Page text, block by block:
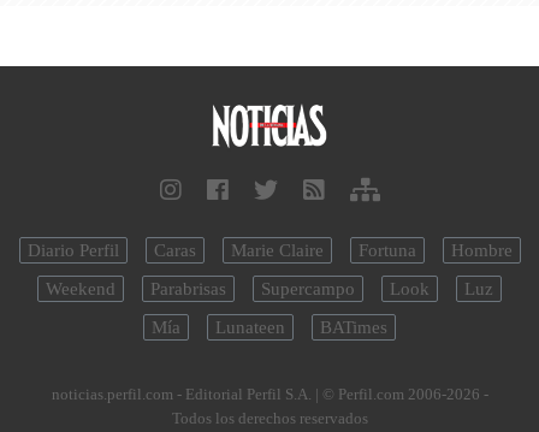
Diario Perfil Caras Marie Claire Fortuna
Hombre
Weekend
Parabrisas Supercampo Look
Luz
Mía
Lunateen BATimes
noticias.perfil.com - Editorial Perfil S.A. | © Perfil.com 2006-2026 -
Todos los derechos reservados